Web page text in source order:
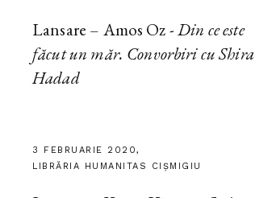
Lansare – Amos Oz -Din ce este
făcut un măr. Convorbiri cu Shira
Hadad
3 FEBRUARIE 2020,
LIBRĂRIA HUMANITAS CIȘMIGIU